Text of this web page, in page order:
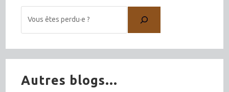
Autres blogs...